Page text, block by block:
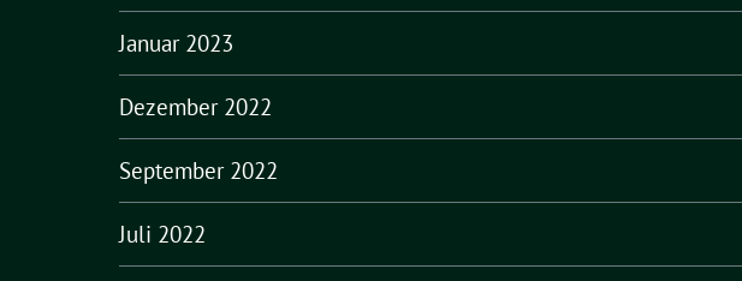
Januar 2023
Dezember 2022
September 2022
Juli 2022